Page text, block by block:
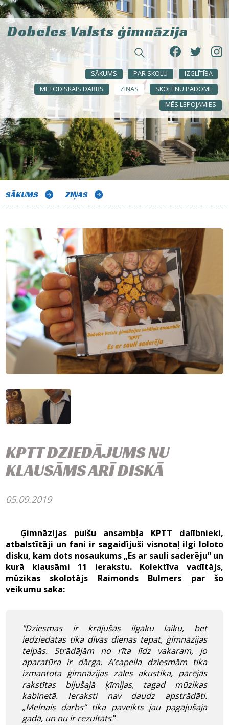
Dobeles Valsts ģimnāzija
SĀKUMS PAR SKOLU
IZGLĪTĪBA
METODISKAIS DARBS
ZIŅAS
SKOLĒNU PADOME
MĒS LEPOJAMIES
SĀKUMS ZIŅAS
KPTT DZIEDĀJUMS NU
KLAUSĀMS ARĪ DISKĀ
05.09.2019
Ģimnāzijas puišu ansambļa KPTT dalībnieki,
atbalstītāji un fani ir sagaidījuši visnotaļ ilgi loloto
disku, kam dots nosaukums „Es ar sauli saderēju” un
kurā klausāmi 11 ierakstu. Kolektīva vadītājs,
mūzikas skolotājs Raimonds Bulmers par šo
veikumu saka:
"Dziesmas ir krājušās ilgāku laiku, bet
iedziedātas tika divās dienās tepat, ģimnāzijas
telpās. Strādājām no rīta līdz vakaram, jo
aparatūra ir dārga. A’capella dziesmām tika
izmantota ģimnāzijas zāles akustika, pārējās
rakstītas bijušajā ķīmijas, tagad mūzikas
kabinetā. Ieraksti nav daudz apstrādāti.
„Melnais darbs” tika paveikts jau pagājušajā
gadā, un nu ir rezultāts."